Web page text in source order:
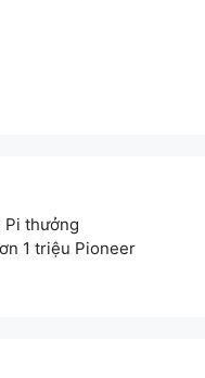
Pi thưởng
1 triệu Pioneer